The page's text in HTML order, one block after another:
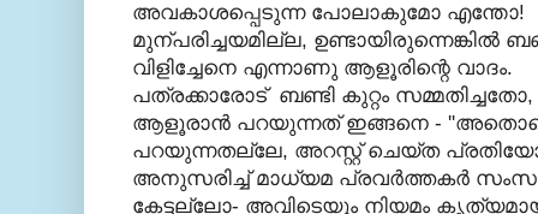
അവകാശപ്പെടുന്ന പോലാകുമോ എന്തോ!
മുന്പരിച്ചയമില്ല, ഉണ്ടായിരുന്നെങ്കില്‍
വിളിച്ചേനെ എന്നാണു ആളൂരിന്റെ വാദം.
പത്രക്കാരോട് ബണ്ടി കുറ്റം
ആളൂരാന്‍ പറയുന്നത് ഇങ്ങനെ -
പറയുന്നതല്ലേ, അറസ്റ്റ്‌ ചെയ്ത
അനുസരിച്ച് മാധ്യമ പ്രവര്‍ത്തകര്‍
കേട്ടല്ലോ- അവിടെയും നിയമം